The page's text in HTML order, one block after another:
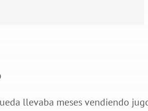
llevaba meses vendiendo